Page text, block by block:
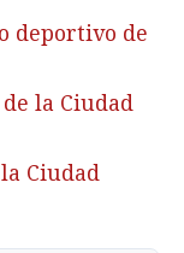
deportivo de
la Ciudad
Ciudad